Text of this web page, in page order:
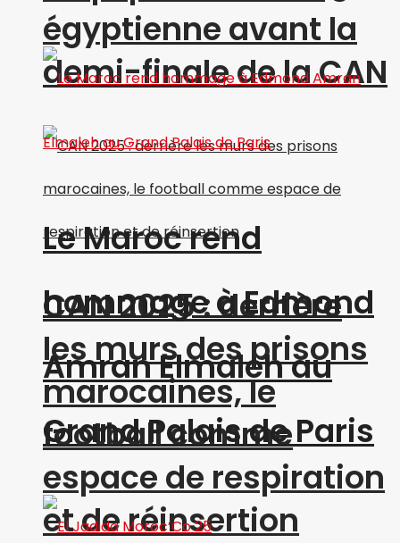
égyptienne avant la
demi-finale de la CAN
CAN 2025 : derrière
les murs des prisons
marocaines, le
football comme
espace de respiration
et de réinsertion
Le Maroc rend
hommage à Edmond
Amran Elmaleh au
Grand Palais de Paris